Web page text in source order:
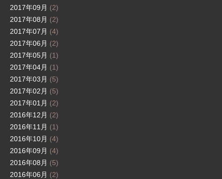
2017年09月 (2)
2017年08月 (2)
2017年07月 (4)
2017年06月 (2)
2017年05月 (1)
2017年04月 (1)
2017年03月 (5)
2017年02月 (5)
2017年01月 (2)
2016年12月 (2)
2016年11月 (1)
2016年10月 (4)
2016年09月 (4)
2016年08月 (5)
2016年06月 (2)